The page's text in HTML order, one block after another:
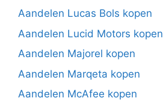
Aandelen Lucas Bols kopen
Aandelen Lucid Motors kopen
Aandelen Majorel kopen
Aandelen Marqeta kopen
Aandelen McAfee kopen